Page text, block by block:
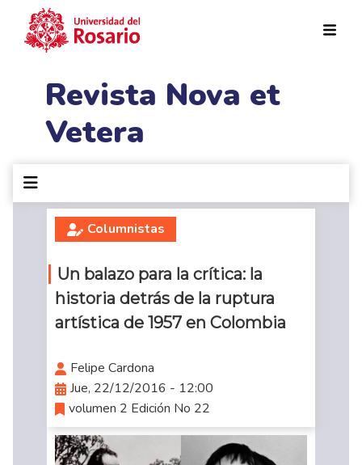
Revista Nova et
Vetera
Columnistas
Un balazo para la crítica: la
historia detrás de la ruptura
artística de 1957 en Colombia
Felipe Cardona
Jue, 22/12/2016 - 12:00
volumen 2 Edición No 22